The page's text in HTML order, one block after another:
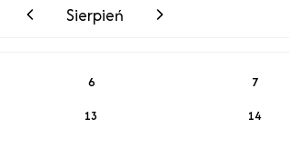
poprzedni miesiącSierpień następny miesiąc
6 7
13 14